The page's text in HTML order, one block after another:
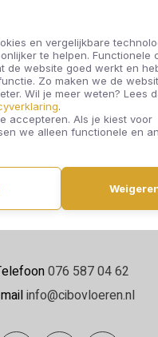
en vergelijkbare
te helpen. Functionele
de website goed werkt en
Zo maken we de
Wil je meer weten? Lees
.
accepteren. Als je kiest voor
we alleen functionele en
Cibo Vloeren
4814 NE Breda
076 587 04 62
info@cibovloeren.nl